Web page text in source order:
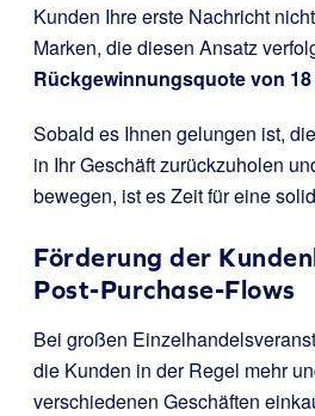
Kunden Ihre erste Nachricht
Marken, die diesen Ansatz
Rückgewinnungsquote von 18
Sobald es Ihnen gelungen ist,
in Ihr Geschäft zurückzuholen
bewegen, ist es Zeit für eine
Förderung der
Post-Purchase-Flows
Bei großen
die Kunden in der Regel mehr
verschiedenen Geschäften